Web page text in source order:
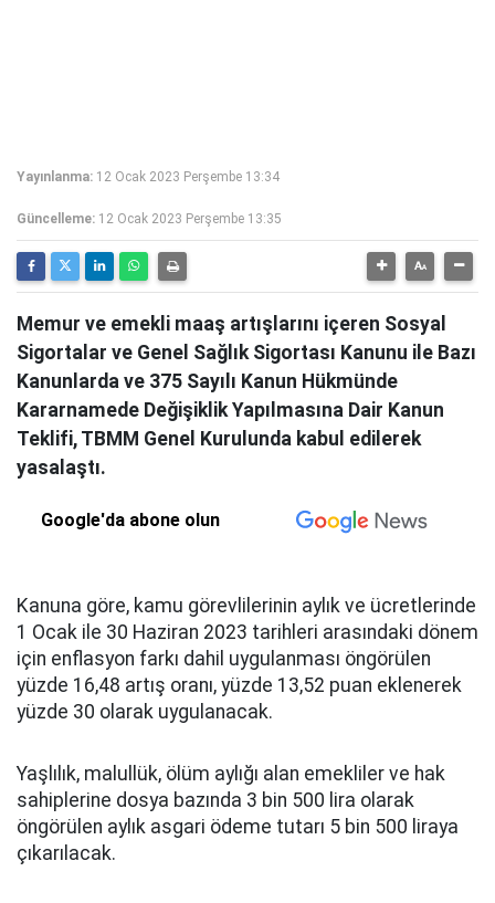
Yayınlanma: 12 Ocak 2023 Perşembe 13:34
Güncelleme: 12 Ocak 2023 Perşembe 13:35
Memur ve emekli maaş artışlarını içeren Sosyal
Sigortalar ve Genel Sağlık Sigortası Kanunu ile Bazı
Kanunlarda ve 375 Sayılı Kanun Hükmünde
Kararnamede Değişiklik Yapılmasına Dair Kanun
Teklifi, TBMM Genel Kurulunda kabul edilerek
yasalaştı.
Google'da abone olun
Kanuna göre, kamu görevlilerinin aylık ve ücretlerinde
1 Ocak ile 30 Haziran 2023 tarihleri arasındaki dönem
için enflasyon farkı dahil uygulanması öngörülen
yüzde 16,48 artış oranı, yüzde 13,52 puan eklenerek
yüzde 30 olarak uygulanacak.
Yaşlılık, malullük, ölüm aylığı alan emekliler ve hak
sahiplerine dosya bazında 3 bin 500 lira olarak
öngörülen aylık asgari ödeme tutarı 5 bin 500 liraya
çıkarılacak.